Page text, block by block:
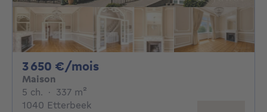
3 650 €/mois3650€ par mois
Maison
5 ch. 5 chambres
· 337 m²
1040 Etterbeek